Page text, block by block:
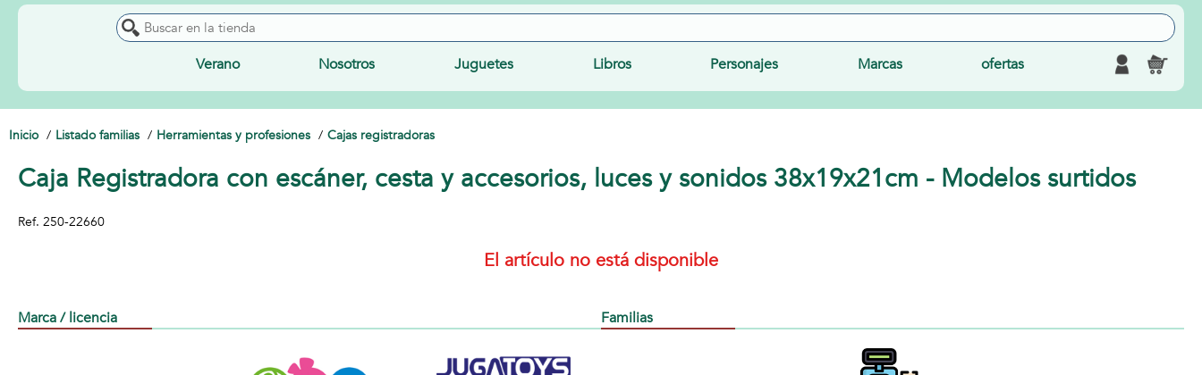
Verano Nosotros Juguetes Libros Personajes Marcas ofertas
Inicio Listado familias Herramientas y profesiones Cajas registradoras
Caja Registradora con escáner, cesta y accesorios, luces y sonidos 38x19x21cm - Modelos surtidos
Ref. 250-22660
El artículo no está disponible
Marca / licencia Familias